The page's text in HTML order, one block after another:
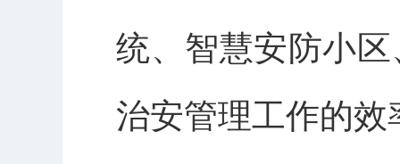
统、智慧安防小
治安管理工作的